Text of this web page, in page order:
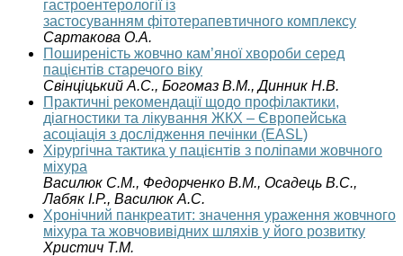
гастроентерології із
застосуванням фітотерапевтичного комплексу
Сартакова О.А.
Поширеність жовчно кам’яної хвороби серед
пацієнтів старечого віку
Свінціцький А.С., Богомаз В.М., Динник Н.В.
Практичні рекомендації щодо профілактики,
діагностики та лікування ЖКХ – Європейська
асоціація з дослідження печінки (EASL)
Хірургічна тактика у пацієнтів з поліпами жовчного
міхура
Василюк С.М., Федорченко В.М., Осадець В.С.,
Лабяк І.Р., Василюк А.С.
Хронічний панкреатит: значення ураження жовчного
міхура та жовчовивідних шляхів у його розвитку
Христич Т.М.